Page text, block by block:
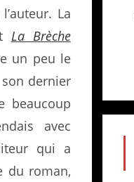
La
La Brèche
un peu le
dernier
beaucoup
avec
qui a
du roman,